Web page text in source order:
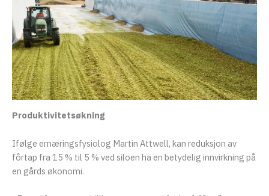
Produktivitetsøkning
Ifølge ernæringsfysiolog Martin Attwell, kan reduksjon av
fôrtap fra 15 % til 5 % ved siloen ha en betydelig innvirkning på
en gårds økonomi.